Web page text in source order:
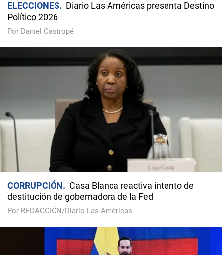
ELECCIONES
Diario Las Américas presenta Destino
Político 2026
Por Daniel Castropé
CORRUPCIÓN
Casa Blanca reactiva intento de
destitución de gobernadora de la Fed
Por REDACCIÓN/Diario Las Américas